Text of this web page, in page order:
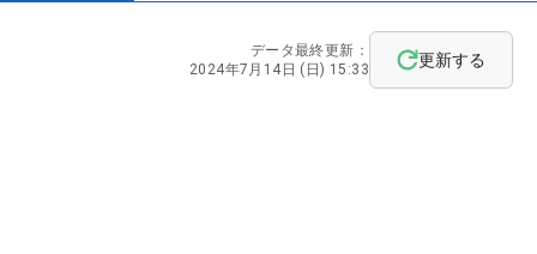
データ最終更新：
2024年7月14日 (日) 15:33
更新する